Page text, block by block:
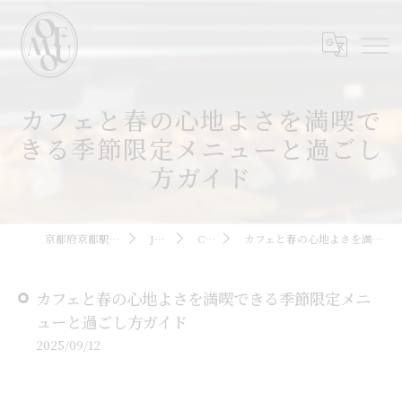
カフェと春の心地よさを満喫で
きる季節限定メニューと過ごし
方ガイド
京都府京都駅周辺のカフェならOMOFU JOURNAL COLUMN カフェと春の心地よさを満喫できる季節限定メニューと過ごし方ガイド
カフェと春の心地よさを満喫できる季節限定メニ
ューと過ごし方ガイド
2025/09/12